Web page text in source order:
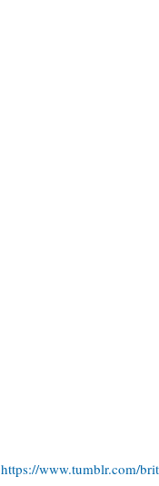
https://www.tumblr.com/